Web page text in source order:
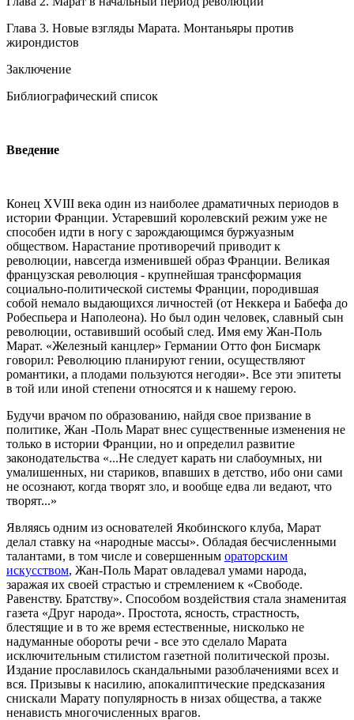
Глава 3. Новые взгляды Марата. Монтаньяры против
жирондистов
Заключение
Библиографический список
Введение
Конец XVIII века один из наиболее драматичных периодов в
истории Франции. Устаревший королевский режим уже не
способен идти в ногу с зарождающимся буржуазным
обществом. Нарастание противоречий приводит к
революции, навсегда изменившей образ Франции. Великая
французская революция - крупнейшая трансформация
социально-политической системы Франции, породившая
собой немало выдающихся личностей (от Неккера и Бабефа до
Робеспьера и Наполеона). Но был один человек, славный сын
революции, оставивший особый след. Имя ему Жан-Поль
Марат. «Железный канцлер» Германии Отто фон Бисмарк
говорил: Революцию планируют гении, осуществляют
романтики, а плодами пользуются негодяи». Все эти эпитеты
в той или иной степени относятся и к нашему герою.
Будучи врачом по образованию, найдя свое призвание в
политике, Жан -Поль Марат внес существенные изменения не
только в истории Франции, но и определил развитие
законодательства «...Не следует карать ни слабоумных, ни
умалишенных, ни стариков, впавших в детство, ибо они сами
не осознают, когда творят зло, и вообще едва ли ведают, что
творят...»
Являясь одним из основателей Якобинского клуба, Марат
делал ставку на «народные массы». Обладая бесчисленными
талантами, в том числе и совершенным ораторским
искусством, Жан-Поль Марат овладевал умами народа,
заражая их своей страстью и стремлением к «Свободе.
Равенству. Братству». Способом воздействия стала знаменитая
газета «Друг народа». Простота, ясность, страстность,
блестящие и в то же время естественные, нисколько не
надуманные обороты речи - все это сделало Марата
исключительным стилистом газетной политической прозы.
Издание прославилось скандальными разоблачениями всех и
вся. Призывы к насилию, апокалиптические предсказания
снискали Марату популярность в низах общества, а также
ненависть многочисленных врагов.